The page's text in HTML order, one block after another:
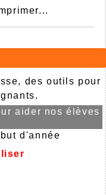
des outils pour
aider nos élèves
d'année